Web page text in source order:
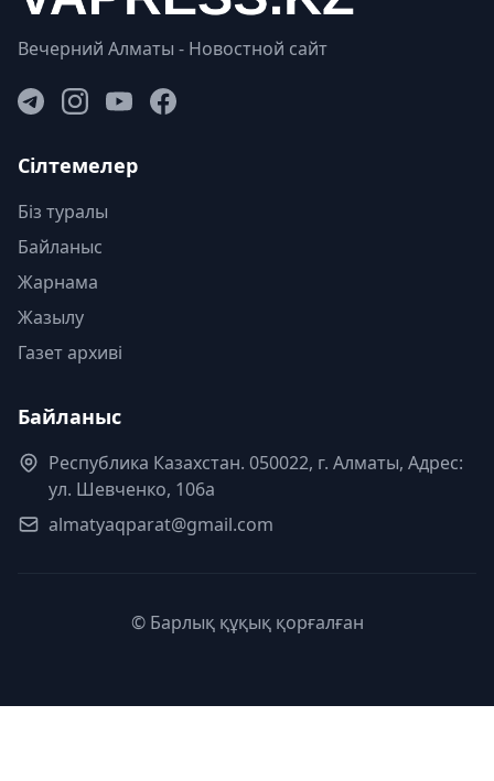
Вечерний Алматы - Новостной сайт
Сілтемелер
Біз туралы
Байланыс
Жарнама
Жазылу
Газет архиві
Байланыс
Республика Казахстан. 050022, г. Алматы, Адрес:
ул. Шевченко, 106а
almatyaqparat@gmail.com
© Барлық құқық қорғалған